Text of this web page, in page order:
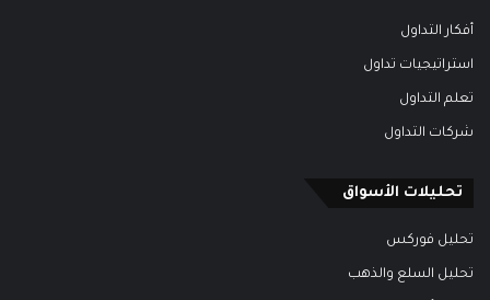
أفكار التداول
استراتيجيات تداول
تعلم التداول
شركات التداول
تحليلات الأسواق
تحليل فوركس
تحليل السلع والذهب